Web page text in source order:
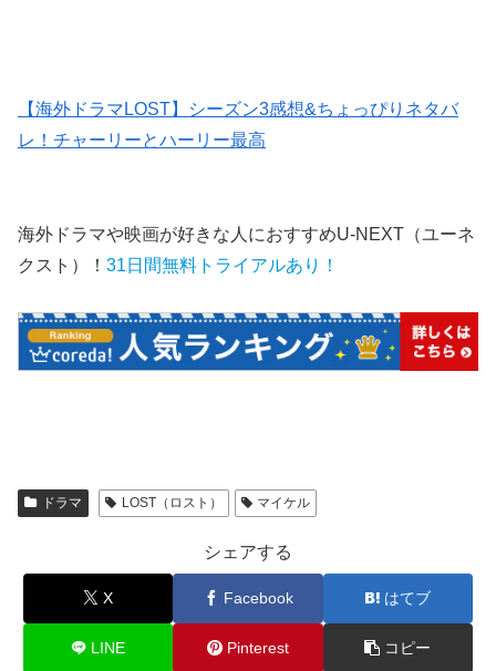
【海外ドラマLOST】シーズン3感想&ちょっぴりネタバ
レ！チャーリーとハーリー最高
海外ドラマや映画が好きな人におすすめU-NEXT（ユーネ
クスト）！ 31日間無料トライアルあり！
ドラマ LOST（ロスト） マイケル
シェアする
X Facebook はてブ
LINE Pinterest コピー